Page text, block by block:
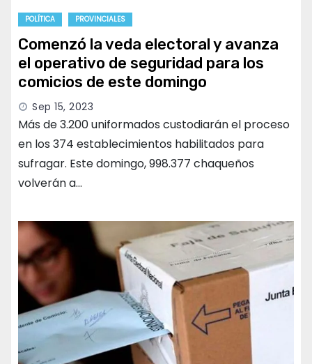
POLÍTICA PROVINCIALES
Comenzó la veda electoral y avanza
el operativo de seguridad para los
comicios de este domingo
Sep 15, 2023
Más de 3.200 uniformados custodiarán el proceso
en los 374 establecimientos habilitados para
sufragar. Este domingo, 998.377 chaqueños
volverán a…